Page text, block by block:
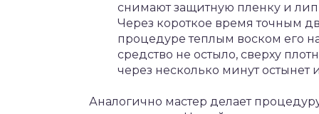
снимают защитную пленку и
Через короткое время точным
процедуре теплым воском его
средство не остыло, сверху
через несколько минут остынет
Аналогично мастер делает